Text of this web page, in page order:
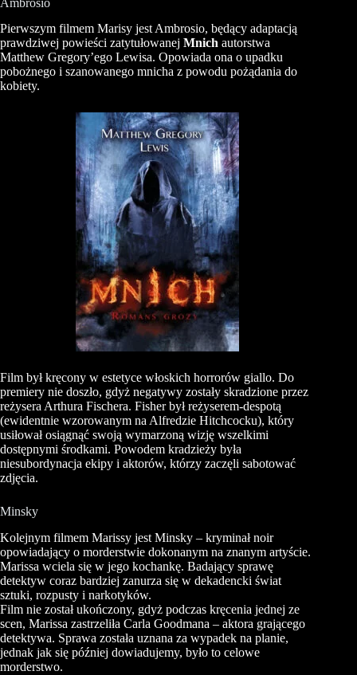
Pierwszym filmem Marisy jest Ambrosio, będący adaptacją
prawdziwej powieści zatytułowanej Mnich autorstwa
Matthew Gregory’ego Lewisa. Opowiada ona o upadku
pobożnego i szanowanego mnicha z powodu pożądania do
kobiety.
Film był kręcony w estetyce włoskich horrorów giallo. Do
premiery nie doszło, gdyż negatywy zostały skradzione przez
reżysera Arthura Fischera. Fisher był reżyserem-despotą
(ewidentnie wzorowanym na Alfredzie Hitchcocku), który
usiłował osiągnąć swoją wymarzoną wizję wszelkimi
dostępnymi środkami. Powodem kradzieży była
niesubordynacja ekipy i aktorów, którzy zaczęli sabotować
zdjęcia.
Minsky
Kolejnym filmem Marissy jest Minsky – kryminał noir
opowiadający o morderstwie dokonanym na znanym artyście.
Marissa wciela się w jego kochankę. Badający sprawę
detektyw coraz bardziej zanurza się w dekadencki świat
sztuki, rozpusty i narkotyków.
Film nie został ukończony, gdyż podczas kręcenia jednej ze
scen, Marissa zastrzeliła Carla Goodmana – aktora grającego
detektywa. Sprawa została uznana za wypadek na planie,
jednak jak się później dowiadujemy, było to celowe
morderstwo.